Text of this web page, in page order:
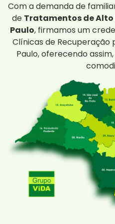
Com a demanda de
de Tratamentos de Alto
Paulo, firmamos um
Clínicas de Recuperação
Paulo, oferecendo